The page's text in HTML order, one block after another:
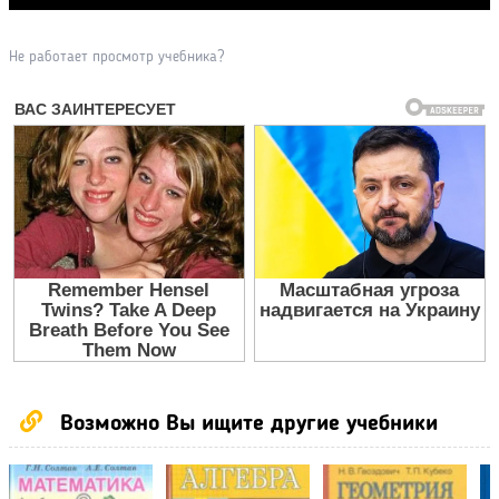
Не работает просмотр учебника?
Возможно Вы ищите другие учебники